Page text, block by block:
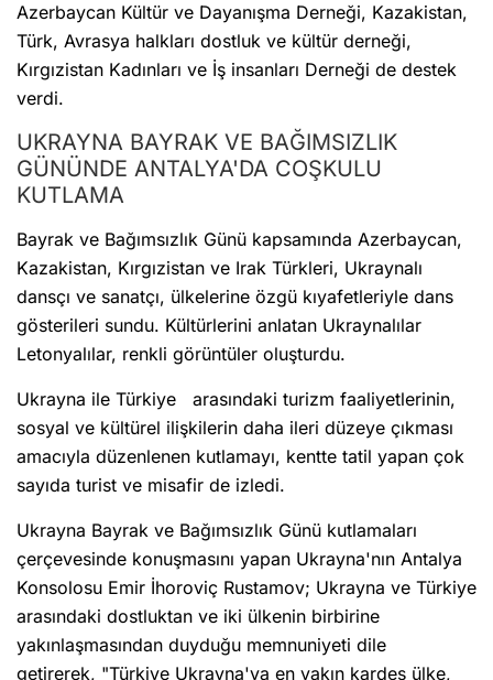
Azerbaycan Kültür ve Dayanışma Derneği, Kazakistan,
Türk, Avrasya halkları dostluk ve kültür derneği,
Kırgızistan Kadınları ve İş insanları Derneği de destek
verdi.
UKRAYNA BAYRAK VE BAĞIMSIZLIK
GÜNÜNDE ANTALYA'DA COŞKULU
KUTLAMA
Bayrak ve Bağımsızlık Günü kapsamında Azerbaycan,
Kazakistan, Kırgızistan ve Irak Türkleri, Ukraynalı
dansçı ve sanatçı, ülkelerine özgü kıyafetleriyle dans
gösterileri sundu. Kültürlerini anlatan Ukraynalılar
Letonyalılar, renkli görüntüler oluşturdu.
Ukrayna ile Türkiye arasındaki turizm faaliyetlerinin,
sosyal ve kültürel ilişkilerin daha ileri düzeye çıkması
amacıyla düzenlenen kutlamayı, kentte tatil yapan çok
sayıda turist ve misafir de izledi.
Ukrayna Bayrak ve Bağımsızlık Günü kutlamaları
çerçevesinde konuşmasını yapan Ukrayna'nın Antalya
Konsolosu Emir İhoroviç Rustamov; Ukrayna ve Türkiye
arasındaki dostluktan ve iki ülkenin birbirine
yakınlaşmasından duyduğu memnuniyeti dile
getirerek, "Türkiye Ukrayna'ya en yakın kardeş ülke,